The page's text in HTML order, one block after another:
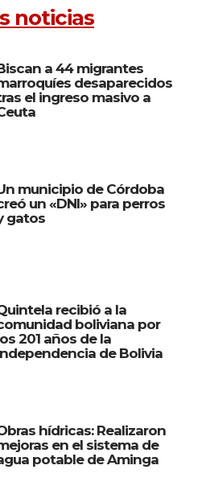
noticias
a 44 migrantes
desaparecidos
el ingreso masivo a
municipio de Córdoba
un «DNI» para perros
gatos
recibió a la
boliviana por
201 años de la
de Bolivia
hídricas: Realizaron
en el sistema de
potable de Aminga